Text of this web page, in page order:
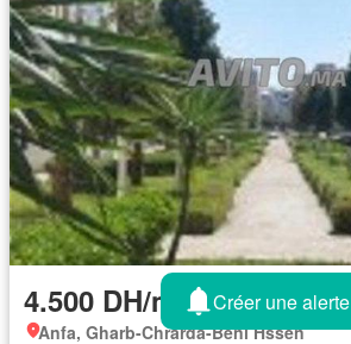
4.500 DH/mois
Anfa, Gharb-Chrarda-Beni Hssen
Créer une alerte